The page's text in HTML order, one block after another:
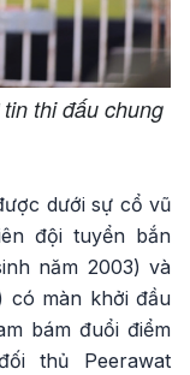
thi đấu chung
dưới sự cổ vũ
đội tuyển bắn
năm 2003) và
có màn khởi đầu
bám đuổi điểm
thủ Peerawat